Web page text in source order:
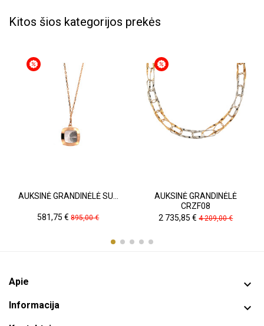
Kitos šios kategorijos prekės
AUKSINĖ GRANDINĖLĖ SU...
Kaina
581,75 € Pradinė
895,00 €
AUKSINĖ GRANDINĖLĖ
CRZF08
Kaina
2 735,85 € Pradinė
4 209,00 €
Apie 
Informacija 